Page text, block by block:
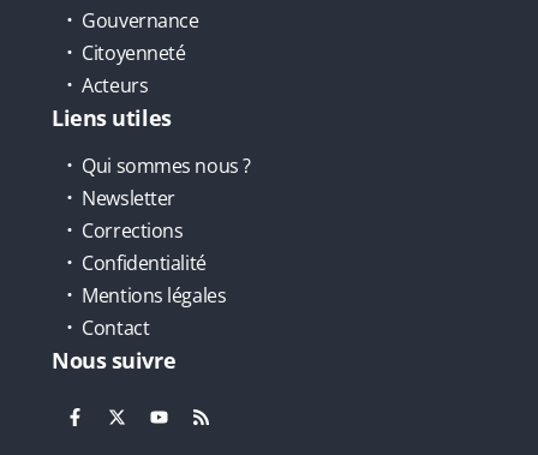
Gouvernance
Citoyenneté
Acteurs
Liens utiles
Qui sommes nous ?
Newsletter
Corrections
Confidentialité
Mentions légales
Contact
Nous suivre